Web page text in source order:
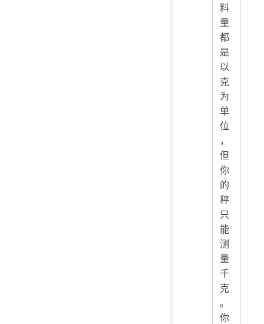
料
量
都
是
以
克
为
单
位
，
但
你
的
秤
只
能
测
量
千
克
。
你